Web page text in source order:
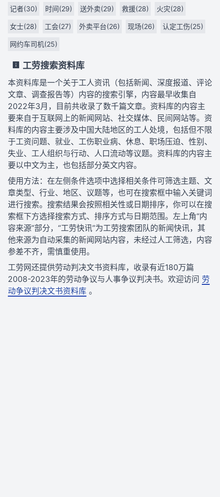
记者(30) 时间(29) 送外卖(29) 救援(28) 火灾(28)
女士(28) 工会(27) 外卖平台(26) 现场(26) 认定工伤(25)
网约车司机(25)
工劳搜索资料库
本资料库是一个关于工人资讯（包括新闻、深度报道、评论
文章、调查报告等）内容的搜索引擎，内容最早收集自
2022年3月，目前共收录了数千篇文章。资料库的内容主
要来自于互联网上的新闻网站、社交媒体、民间网站等。资
料库的内容主要涉及中国大陆地区的工人处境，包括但不限
于工资问题、就业、工伤职业病、休息、职场压迫、性别、
失业、工人组织与行动、人口流动等议题。资料库的内容主
要以中文为主，也包括部分英文内容。
使用方法：在左侧条件选项中选择相关条件可筛选主题、文
章类型、行业、地区、议题等，也可在搜索框中输入关键词
进行搜索。搜索结果会按照相关性或日期排序，你可以在搜
索框下方选择搜索方式、排序方式与日期范围。左上角“内
容来源”部分，“工劳快讯”为工劳搜索团队的新闻快讯，其
他来源为自动采集的新闻网站内容，未经过人工筛选，内容
参差不齐，需慎重使用。
工劳网还提供劳动判决文书资料库，收录有近180万篇
2008-2023年的劳动争议与人事争议判决书。欢迎访问 劳
动争议判决文书资料库 。